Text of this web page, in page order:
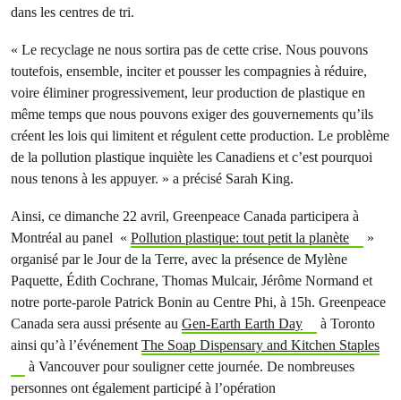
dans les centres de tri.
« Le recyclage ne nous sortira pas de cette crise. Nous pouvons
toutefois, ensemble, inciter et pousser les compagnies à réduire,
voire éliminer progressivement, leur production de plastique en
même temps que nous pouvons exiger des gouvernements qu’ils
créent les lois qui limitent et régulent cette production. Le problème
de la pollution plastique inquiète les Canadiens et c’est pourquoi
nous tenons à les appuyer. » a précisé Sarah King.
Ainsi, ce dimanche 22 avril, Greenpeace Canada participera à
Montréal au panel « Pollution plastique: tout petit la planète
»
organisé par le Jour de la Terre, avec la présence de Mylène
Paquette, Édith Cochrane, Thomas Mulcair, Jérôme Normand et
notre porte-parole Patrick Bonin au Centre Phi, à 15h. Greenpeace
Canada sera aussi présente au Gen-Earth Earth Day
à Toronto
ainsi qu’à l’événementThe Soap Dispensary and Kitchen Staples
à Vancouver pour souligner cette journée. De nombreuses
personnes ont également participé à l’opération